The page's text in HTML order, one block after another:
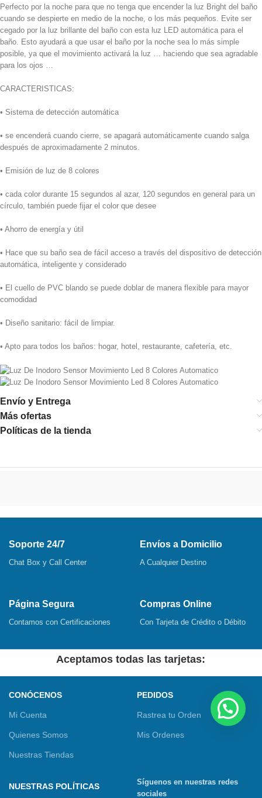
Perfecto por la noche para que no tenga que encender la luz Bright del baño
cuando se despierte en medio de la noche, o los más pequeños. Evite ser
cegado por la luz brillante del baño con esta luz LED automática para el
baño. Esto ayudará a que usar el baño por la noche sea lo más simple
posible, ya que el movimiento activará la luz … haciendo que sea agradable
para los ojos …
CARACTERISTICAS:
• Sistema de detección automática
• se encenderá cuando cierre, se apagará automáticamente cuando salga
después de aproximadamente 2 minutos.
• Emisión de luz de 8 colores
• cada color durante 15 segundos al azar, 120 segundos en general para un
círculo, también puede fijar el color que desee
• Ahorro de energía y útil
• Hace que su baño sea de fácil acceso a través del dispositivo de detección
automática, inteligente y considerado
• El cuello de PVC blando se puede doblar de manera flexible para mayor
comodidad
• Diseño sanitario: fácil de limpiar.
• Apto para todos los baños: hogar, hotel, restaurante, cafetería, etc.
Envío y Entrega
Más ofertas
Políticas de la tienda
Soporte 24/7
Chat Box y Call Center
Envíos a Domicilio
A Cualquier Destino
Página Segura
Contamos con Certificaciones
Compras Online
Con Tarjeta de Crédito o Débito
Aceptamos todas las tarjetas:
CONÓCENOS
Mi Cuenta
Quienes Somos
Nuestras Tiendas
PEDIDOS
Rastrea tu Orden
Mis Ordenes
NUESTRAS POLÍTICAS
Síguenos en nuestras redes
sociales